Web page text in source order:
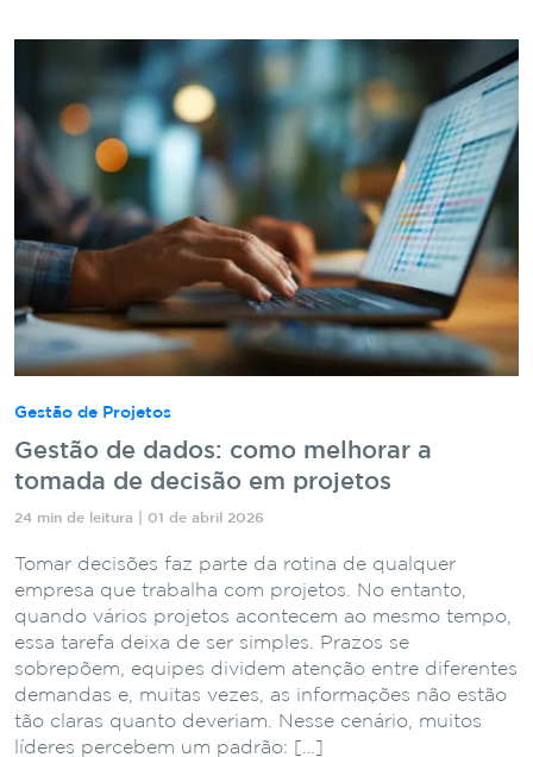
Gestão de Projetos
Gestão de dados: como melhorar a
tomada de decisão em projetos
24 min de leitura | 01 de abril 2026
Tomar decisões faz parte da rotina de qualquer
empresa que trabalha com projetos. No entanto,
quando vários projetos acontecem ao mesmo tempo,
essa tarefa deixa de ser simples. Prazos se
sobrepõem, equipes dividem atenção entre diferentes
demandas e, muitas vezes, as informações não estão
tão claras quanto deveriam. Nesse cenário, muitos
líderes percebem um padrão: […]